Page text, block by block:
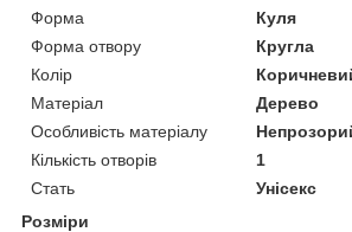
Форма
Куля
Форма отвору
Кругла
Колір
Матеріал
Дерево
Особливість матеріалу
Кількість отворів
1
Стать
Унісекс
Розміри